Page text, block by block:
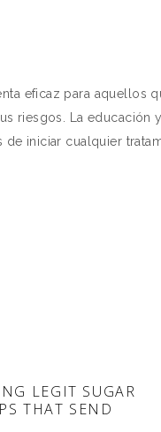
eficaz para aquellos
riesgos. La
iniciar cualquier
LEGIT SUGAR
THAT SEND